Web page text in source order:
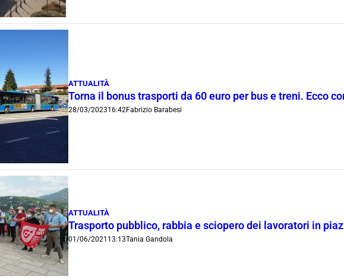
ATTUALITÀ
Torna il bonus trasporti da 60 euro per bus e treni. Ecco
28/03/202316:42Fabrizio Barabesi
ATTUALITÀ
Trasporto pubblico, rabbia e sciopero dei lavoratori in
01/06/2021 13:13Tania Gandola